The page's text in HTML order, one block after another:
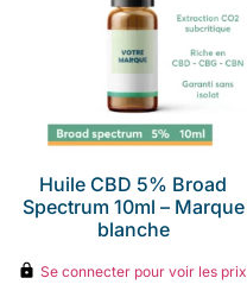
Huile CBD 5% Broad
Spectrum 10ml – Marque
blanche
Se connecter pour voir les prix